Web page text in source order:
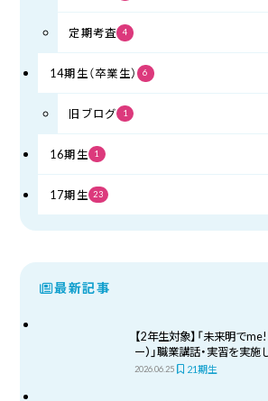
定期考査 4
14期生（卒業生） 6
旧ブログ 1
16期生 1
17期生 23
最新記事
【2年生対象】「未来明で
ー）」職業講話・実習を実施
2026.06.25 21期生